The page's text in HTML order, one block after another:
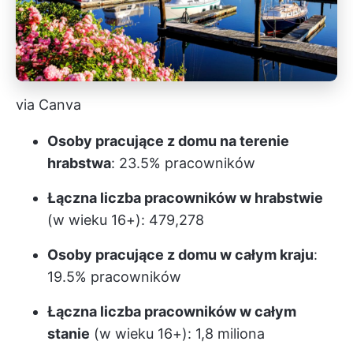
via Canva
Osoby pracujące z domu na terenie
hrabstwa: 23.5% pracowników
Łączna liczba pracowników w hrabstwie
(w wieku 16+): 479,278
Osoby pracujące z domu w całym kraju:
19.5% pracowników
Łączna liczba pracowników w całym
stanie (w wieku 16+): 1,8 miliona